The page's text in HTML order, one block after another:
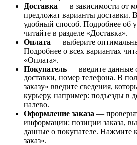
Доставка — в зависимости от
предложат варианты доставки.
удобный способ. Подробнее об
читайте в разделе «Доставка».
Оплата — выберите
Подробнее о всех вариантах
«Оплата».
Покупатель — введите данные
доставки, номер телефона. В
заказу» введите сведения,
курьеру, например: подъезды в
налево.
Оформление заказа —
информации: позиции заказа,
данные о покупателе. Нажмите
заказ».